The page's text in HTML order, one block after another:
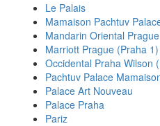
Le Palais
Mamaison Pachtuv
Mandarin Oriental Prague
Marriott Prague (Praha 1)
Occidental Praha Wilson
Pachtuv Palace
Palace Art Nouveau
Palace Praha
Pariz